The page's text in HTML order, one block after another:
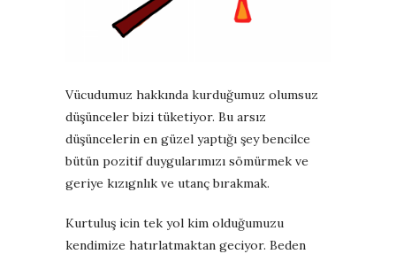
Vücudumuz hakkında kurduğumuz olumsuz
düşünceler bizi tüketiyor. Bu arsız
düşüncelerin en güzel yaptığı şey bencilce
bütün pozitif duygularımızı sömürmek ve
geriye kızıgnlık ve utanç bırakmak.
Kurtuluş icin tek yol kim olduğumuzu
kendimize hatırlatmaktan geciyor. Beden